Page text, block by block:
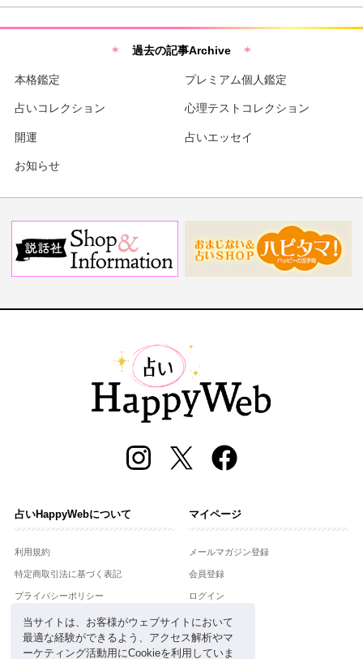
当サイトは、お客様がウェブサイトにおいて
最適な経験ができるよう、アクセス解析やマ
ーケティング活動用にCookieを利用していま
過去の記事Archive
本格鑑定 プレミアム個人鑑定
占いコレクション 心理テストコレクション
開運 占いエッセイ
お知らせ
占いHappyWebについて
利用規約
特定商取引法に基づく表記
プライバシーポリシー
運営会社
お問合せ
マイページ
メールマガジン登録
会員登録
ログイン